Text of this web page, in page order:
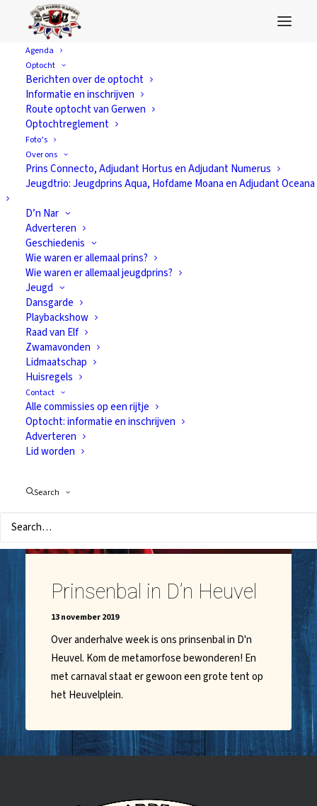
Agenda
Optocht
Berichten over de optocht
Informatie en inschrijven
Route optocht van Gerwen
Optochtreglement
Foto’s
Over ons
Prins Connecto, Adjudant Hortus en Adjudant Numerus
Jeugdtrio: Jeugdprins Aqua, Hofdame Moana en Adjudant Oceana
D’n Nar
Adverteren
Geschiedenis
Wie waren er allemaal prins?
Wie waren er allemaal jeugdprins?
Jeugd
Dansgarde
Playbackshow
Raad van Elf
Zwamavonden
Lidmaatschap
Huisregels
Contact
Alle commissies op een rijtje
Optocht: informatie en inschrijven
Adverteren
Lid worden
Search
D’n Heuvel
Ben dur bij in ons
Narregat: wie wor ut? (6)
20 november 2019
De laatste tip om een tipje van de sluier op te
lichten...
Prinsenbal in D’n Heuvel
13 november 2019
Over anderhalve week is ons prinsenbal in D'n
Heuvel. Kom de metamorfose bewonderen! En
met carnaval staat er gewoon een grote tent op
het Heuvelplein.